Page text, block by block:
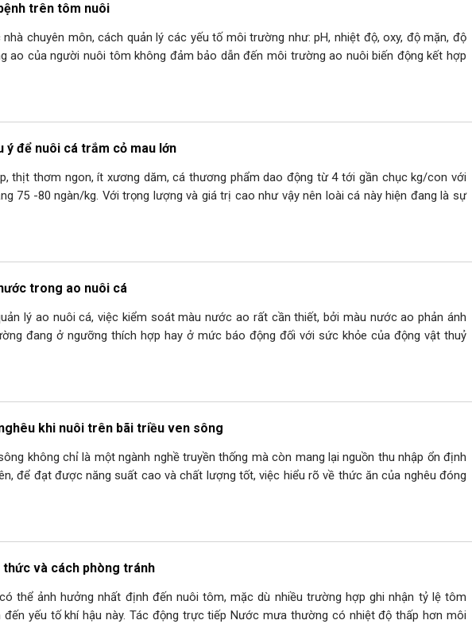
trên tôm nuôi
chuyên môn, cách quản lý các yếu tố môi trường như: pH, nhiệt độ, oxy, độ mặn, độ
ao của người nuôi tôm không đảm bảo dẫn đến môi trường ao nuôi biến động kết hợp
ý để nuôi cá trắm cỏ mau lớn
thịt thơm ngon, ít xương dăm, cá thương phẩm dao động từ 4 tới gần chục kg/con với
75 -80 ngàn/kg. Với trọng lượng và giá trị cao như vậy nên loài cá này hiện đang là sự
trong ao nuôi cá
lý ao nuôi cá, việc kiểm soát màu nước ao rất cần thiết, bởi màu nước ao phản ánh
đang ở ngưỡng thích hợp hay ở mức báo động đối với sức khỏe của động vật thuỷ
khi nuôi trên bãi triều ven sông
không chỉ là một ngành nghề truyền thống mà còn mang lại nguồn thu nhập ổn định
để đạt được năng suất cao và chất lượng tốt, việc hiểu rõ về thức ăn của nghêu đóng
và cách phòng tránh
thể ảnh hưởng nhất định đến nuôi tôm, mặc dù nhiều trường hợp ghi nhận tỷ lệ tôm
yếu tố khí hậu này. Tác động trực tiếp Nước mưa thường có nhiệt độ thấp hơn môi